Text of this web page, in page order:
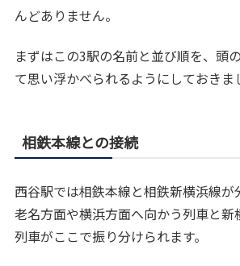
んどありません。
まずはこの3駅の名前と並び順を、頭
て思い浮かべられるようにしておきま
相鉄本線との接続
西谷駅では相鉄本線と相鉄新横浜線が
老名方面や横浜方面へ向かう列車と新
列車がここで振り分けられます。